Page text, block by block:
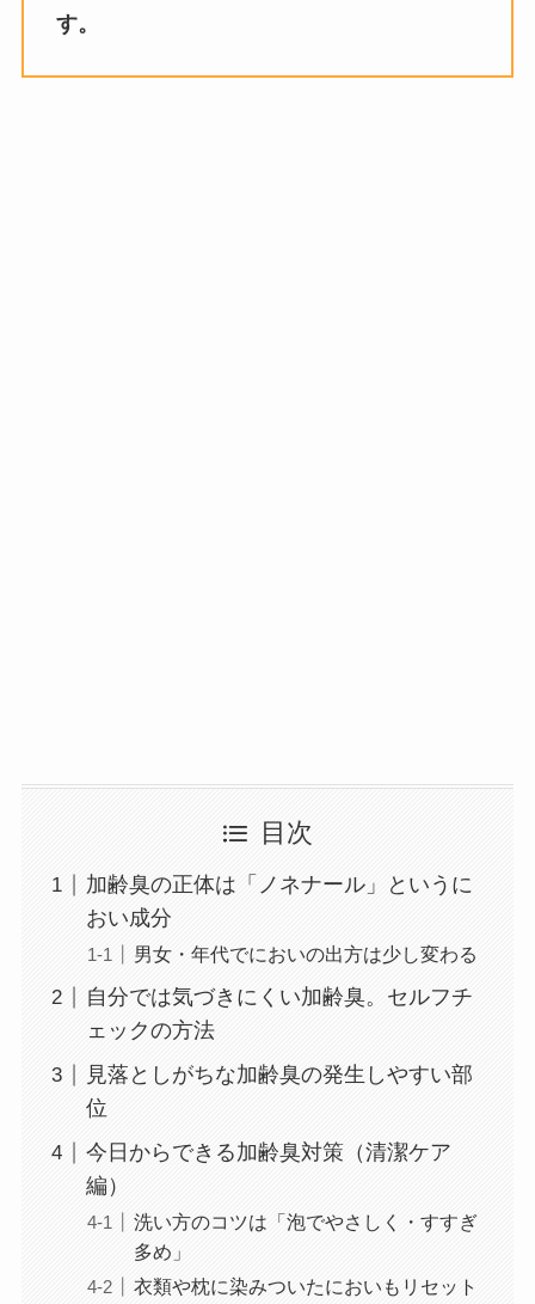
す。
目次
加齢臭の正体は「ノネナール」というに
おい成分
男女・年代でにおいの出方は少し変わる
自分では気づきにくい加齢臭。セルフチ
ェックの方法
見落としがちな加齢臭の発生しやすい部
位
今日からできる加齢臭対策（清潔ケア
編）
洗い方のコツは「泡でやさしく・すすぎ
多め」
衣類や枕に染みついたにおいもリセット